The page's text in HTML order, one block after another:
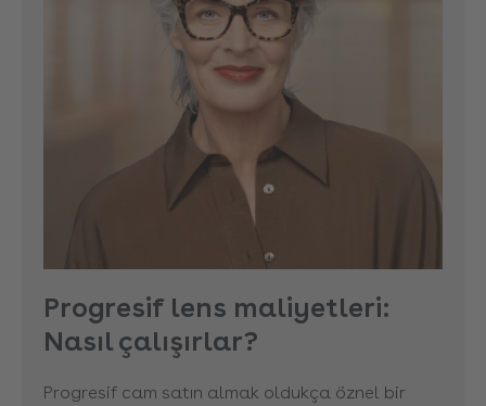
Progresif lens maliyetleri:
Nasıl çalışırlar?
Progresif cam satın almak oldukça öznel bir